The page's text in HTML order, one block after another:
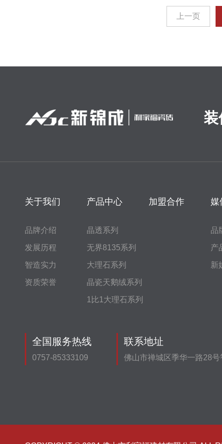
上一页
装
关于我们
品牌介绍
发展历程
智造实力
资质荣誉
产品中心
晶透系列
无界8135系列
大理石系列
晶瓷天鹅绒系列
1比1大理石系列
加盟合作 媒
品
产
新
全国服务热线
0757-85333109
联系地址
佛山市禅城区季华一路28